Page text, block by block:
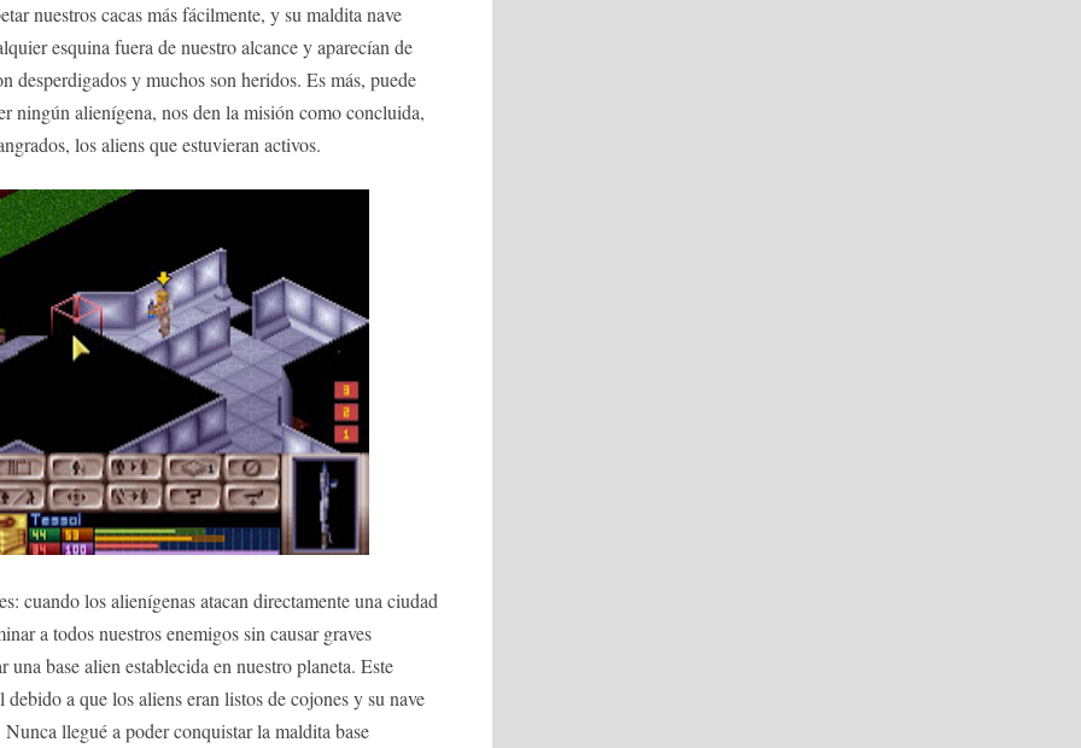
nuestros cacas más fácilmente, y su maldita nave
esquina fuera de nuestro alcance y aparecían de
desperdigados y muchos son heridos. Es más, puede
ningún alienígena, nos den la misión como concluida,
los aliens que estuvieran activos.
cuando los alienígenas atacan directamente una ciudad
a todos nuestros enemigos sin causar graves
base alien establecida en nuestro planeta. Este
a que los aliens eran listos de cojones y su nave
llegué a poder conquistar la maldita base